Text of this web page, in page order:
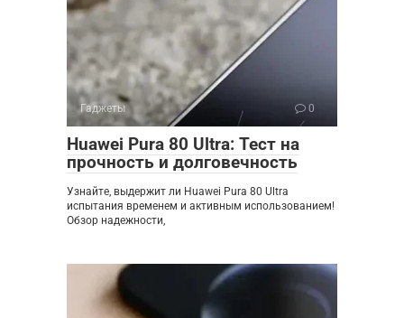
Гаджеты 0
Huawei Pura 80 Ultra: Тест на
прочность и долговечность
Узнайте, выдержит ли Huawei Pura 80 Ultra
испытания временем и активным использованием!
Обзор надежности,